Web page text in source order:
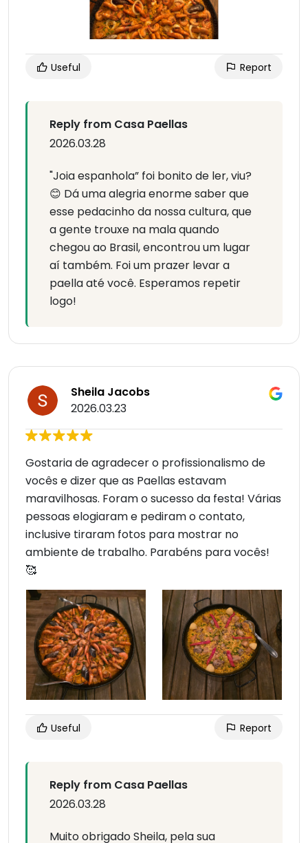
Useful Report
Reply from Casa Paellas
2026.03.28
"Joia espanhola” foi bonito de ler, viu?
😊 Dá uma alegria enorme saber que
esse pedacinho da nossa cultura, que
a gente trouxe na mala quando
chegou ao Brasil, encontrou um lugar
aí também. Foi um prazer levar a
paella até você. Esperamos repetir
logo!
Sheila Jacobs
2026.03.23
Gostaria de agradecer o profissionalismo de
vocês e dizer que as Paellas estavam
maravilhosas. Foram o sucesso da festa! Várias
pessoas elogiaram e pediram o contato,
inclusive tiraram fotos para mostrar no
ambiente de trabalho. Parabéns para vocês!
🥰
Useful Report
Reply from Casa Paellas
2026.03.28
Muito obrigado Sheila, pela sua